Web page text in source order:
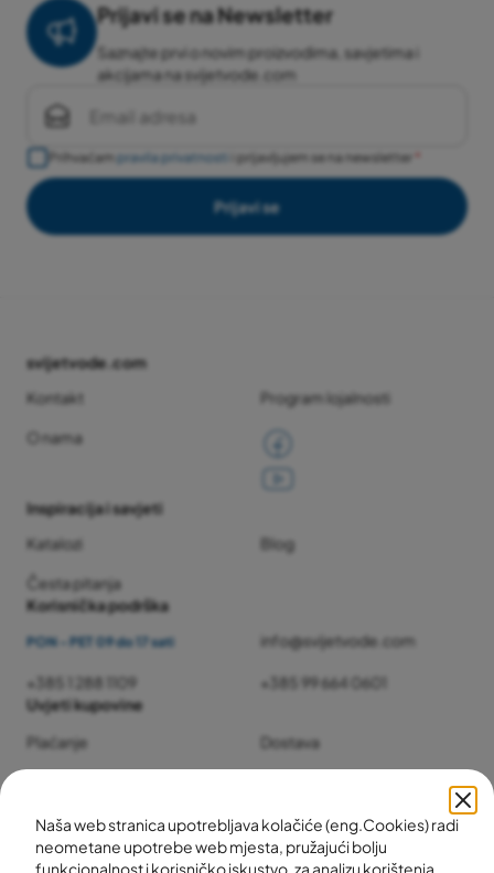
Naša web stranica upotrebljava kolačiće (eng.Cookies) radi
neometane upotrebe web mjesta, pružajući bolju
funkcionalnost i korisničko iskustvo, za analizu korištenja
Prijavi se na Newsletter
Saznajte prvi o novim proizvodima, savjetima i
akcijama na svijetvode.com
Prihvaćam pravila privatnosti i prijavljujem se na newsletter
Prijavi se
svijetvode.com
Kontakt
Program lojalnosti
O nama
Inspiracija i savjeti
Katalozi
Blog
Česta pitanja
Korisnička podrška
PON - PET 09 do 17 sati info@svijetvode.com
+385 1 288 1109
+385 99 664 0601
Uvjeti kupovine
Plaćanje
Dostava